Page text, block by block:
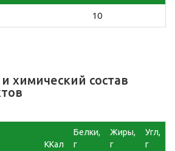
10
химический состав
ККал
Белки,
г
Жиры,
г
Угл,
г